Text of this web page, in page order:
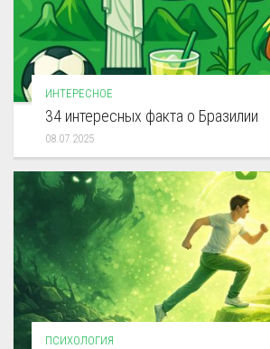
ИНТЕРЕСНОЕ
34 интересных факта о Бразилии
08.07.2025
ПСИХОЛОГИЯ